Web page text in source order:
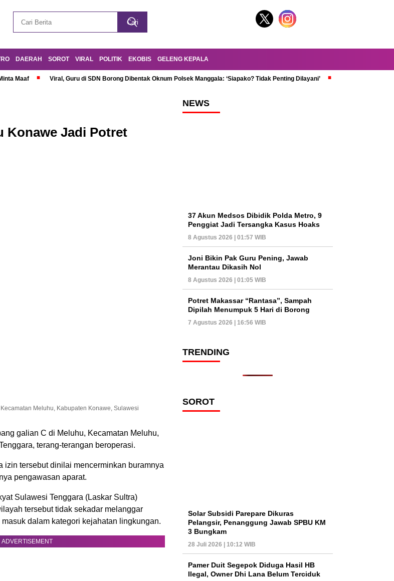
DAERAH SOROT VIRAL POLITIK EKOBIS GELENG KEPALA
Maaf Viral, Guru di SDN Borong Dibentak Oknum Polsek Manggala: ‘Siapako? Tidak Penting Dilayani’
Konawe Jadi Potret
Meluhu, Kabupaten Konawe, Sulawesi
galian C di Meluhu, Kecamatan Meluhu,
terang-terangan beroperasi.
izin tersebut dinilai mencerminkan buramnya
pengawasan aparat.
Sulawesi Tenggara (Laskar Sultra)
tersebut tidak sekadar melanggar
dalam kategori kejahatan lingkungan.
ADVERTISEMENT
NEWS
37 Akun Medsos Dibidik Polda Metro, 9
Penggiat Jadi Tersangka Kasus Hoaks
8 Agustus 2026 | 01:57 WIB
Joni Bikin Pak Guru Pening, Jawab
Merantau Dikasih Nol
8 Agustus 2026 | 01:05 WIB
Potret Makassar “Rantasa”, Sampah
Dipilah Menumpuk 5 Hari di Borong
7 Agustus 2026 | 16:56 WIB
TRENDING
SOROT
Solar Subsidi Parepare Dikuras
Pelangsir, Penanggung Jawab SPBU KM
3 Bungkam
28 Juli 2026 | 10:12 WIB
Pamer Duit Segepok Diduga Hasil HB
Ilegal, Owner Dhi Lana Belum Terciduk